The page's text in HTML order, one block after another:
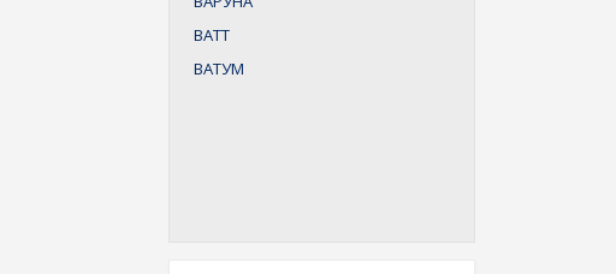
ВАТТ
ВАТУМ